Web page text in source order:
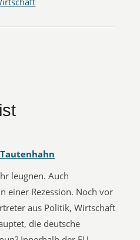
leugnen. Auch
einer Rezession. Noch vor
aus Politik, Wirtschaft
die deutsche